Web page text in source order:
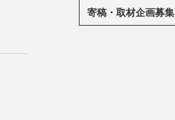
寄稿・取材企画募集